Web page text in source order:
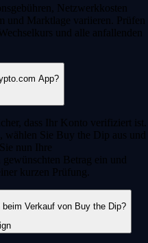
Netzwerkkosten
und Marktlage variieren. Prüfen
und alle anfallenden
App?
dass Ihr Konto verifiziert ist.
wählen Sie Buy the Dip aus und
nun Ihre
gewünschten Betrag ein und
kurzen Prüfung.
Verkauf von Buy the Dip?